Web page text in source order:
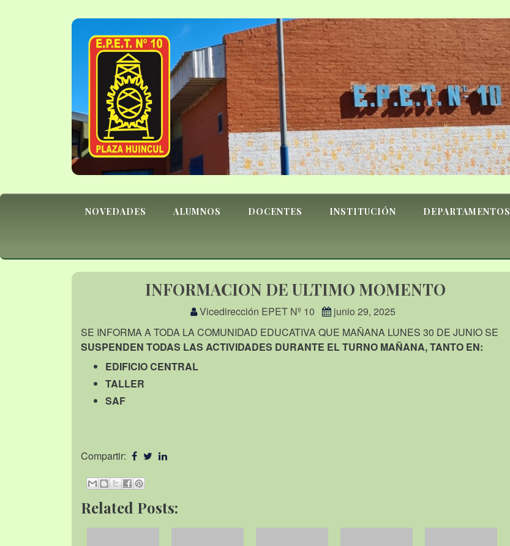
NOVEDADES ALUMNOS DOCENTES INSTITUCIÓN DEPARTAMENTOS
INFORMACION DE ULTIMO MOMENTO
Vicedirección EPET Nº 10
junio 29, 2025
SE INFORMA A TODA LA COMUNIDAD EDUCATIVA QUE MAÑANA LUNES 30 DE JUNIO SE
SUSPENDEN TODAS LAS ACTIVIDADES DURANTE EL TURNO MAÑANA, TANTO EN:
EDIFICIO CENTRAL
TALLER
SAF
Compartir:
Related Posts: